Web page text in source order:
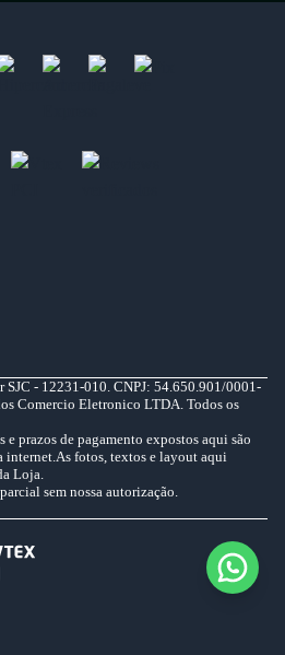
SJC - 12231-010. CNPJ: 54.650.901/0001-
Comercio Eletronico LTDA. Todos os
prazos de pagamento expostos aqui são
internet.As fotos, textos e layout aqui
Loja.
sem nossa autorização.